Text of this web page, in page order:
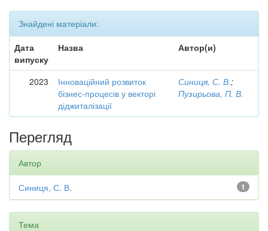
Знайдені матеріали:
Дата
випуску
Назва Автор(и)
2023
Інноваційний розвиток
бізнес-процесів у векторі
діджиталізації
Синиця, С. В.;
Пузирьова, П. В.
Перегляд
Автор
1
Синиця, С. В.
Тема